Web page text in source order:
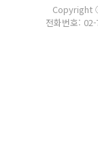
Copyright
전화번호: